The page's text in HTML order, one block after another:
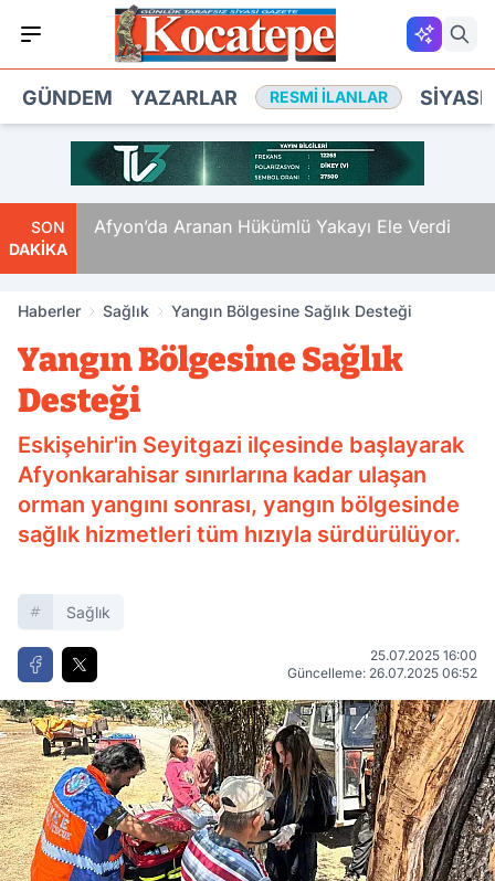
GÜNDEM YAZARLAR RESMI İLANLAR
SON
DAKİKA
Afyon’da Aranan Hükümlü Yakayı Ele Verdi
Haberler Sağlık Yangın Bölgesine Sağlık Desteği
Yangın Bölgesine Sağlık
Desteği
Eskişehir'in Seyitgazi ilçesinde başlayarak
Afyonkarahisar sınırlarına kadar ulaşan
orman yangını sonrası, yangın bölgesinde
sağlık hizmetleri tüm hızıyla sürdürülüyor.
Sağlık
25.07.2025 16:00
Güncelleme: 26.07.2025 06:52